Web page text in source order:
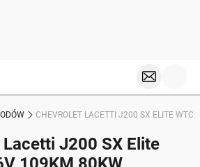
CHEVROLET LACETTI J200 SX ELITE
Lacetti J200 SX Elite